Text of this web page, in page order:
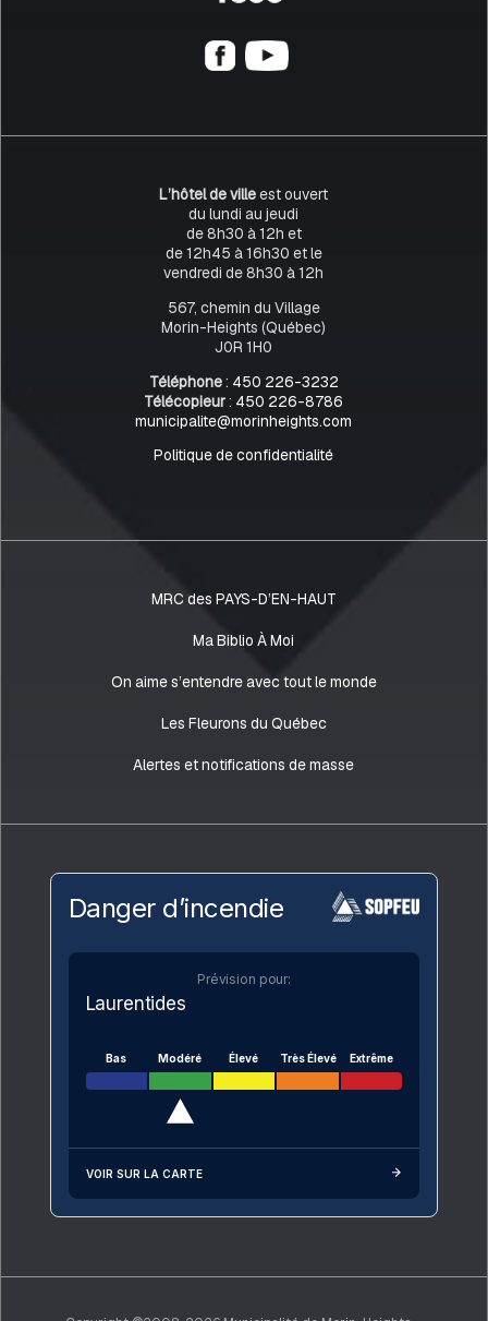
L’hôtel de villeest ouvert
du lundi au jeudi
de 8h30 à 12h et
de 12h45 à 16h30 et le
vendredi de 8h30 à 12h
567, chemin du Village
Morin-Heights (Québec)
J0R 1H0
Téléphone: 450 226-3232
Télécopieur: 450 226-8786
municipalite@morinheights.com
Politique de confidentialité
MRC des PAYS-D’EN-HAUT
Ma Biblio À Moi
On aime s’entendre avec tout le monde
Les Fleurons du Québec
Alertes et notifications de masse
Danger d’incendie
Prévision pour:
Laurentides
Bas Modéré Élevé Très Élevé Extrême
VOIR SUR LA CARTE